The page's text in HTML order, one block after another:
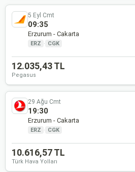
5 Eyl Cmt
09:35
Erzurum - Cakarta
ERZ · CGK
12.035,43 TL
Pegasus
29 Ağu Cmt
19:30
Erzurum - Cakarta
ERZ · CGK
10.616,57 TL
Türk Hava Yolları